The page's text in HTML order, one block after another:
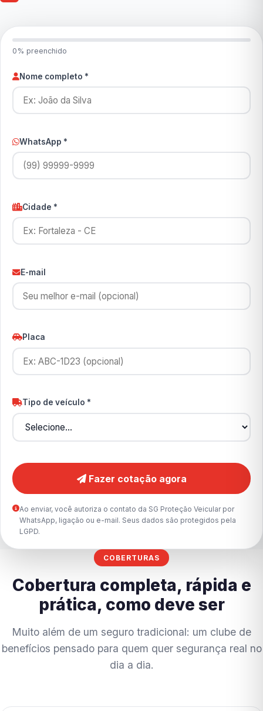
0% preenchido
Nome completo *
WhatsApp *
Cidade *
E-mail
Placa
Tipo de veículo *
Fazer cotação agora
Ao enviar, você autoriza o contato da SG Proteção Veicular por
WhatsApp, ligação ou e-mail. Seus dados são protegidos pela
LGPD.
COBERTURAS
Cobertura completa, rápida e
prática, como deve ser
Muito além de um seguro tradicional: um clube de
benefícios pensado para quem quer segurança real no
dia a dia.